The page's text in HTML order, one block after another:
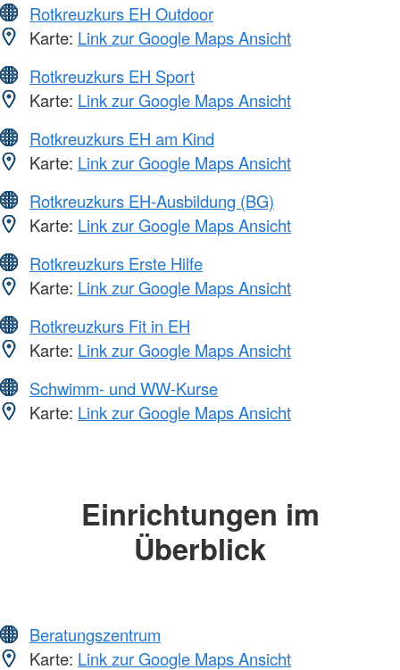
Rotkreuzkurs EH Outdoor
Karte: Link zur Google Maps Ansicht
Rotkreuzkurs EH Sport
Karte: Link zur Google Maps Ansicht
Rotkreuzkurs EH am Kind
Karte: Link zur Google Maps Ansicht
Rotkreuzkurs EH-Ausbildung (BG)
Karte: Link zur Google Maps Ansicht
Rotkreuzkurs Erste Hilfe
Karte: Link zur Google Maps Ansicht
Rotkreuzkurs Fit in EH
Karte: Link zur Google Maps Ansicht
Schwimm- und WW-Kurse
Karte: Link zur Google Maps Ansicht
Einrichtungen im
Überblick
Beratungszentrum
Karte: Link zur Google Maps Ansicht